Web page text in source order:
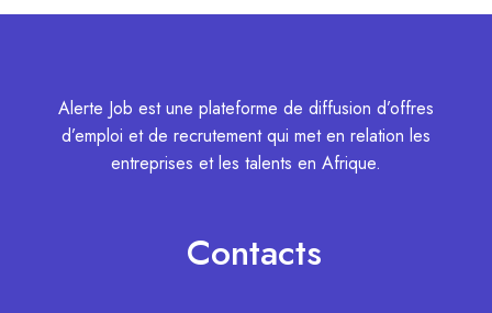
Alerte Job est une plateforme de diffusion d’offres
d’emploi et de recrutement qui met en relation les
entreprises et les talents en Afrique.
Contacts